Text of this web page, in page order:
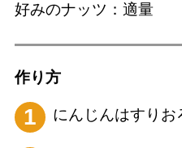
好みのナッツ：適量
作り⽅
1 にんじんはすりお